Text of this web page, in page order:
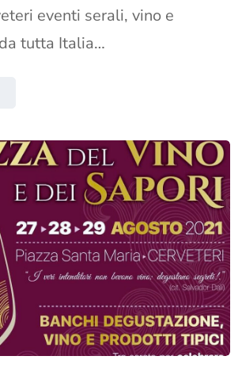
eventi serali, vino e
tutta Italia…